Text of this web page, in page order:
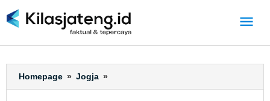
ke
Homepage » Jogja »
Polda